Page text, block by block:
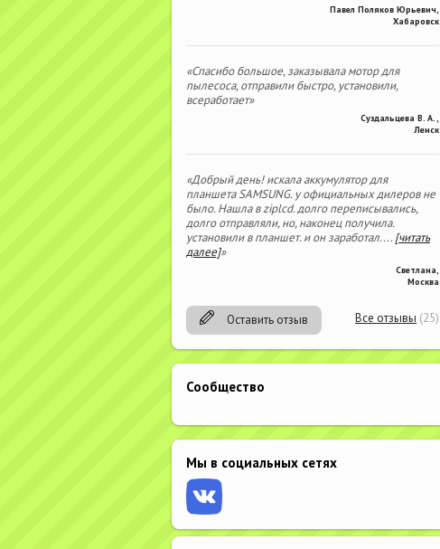
Павел Поляков Юрьевич
Хабаровск
«Спасибо большое, заказывала мотор для
пылесоса, отправили быстро, установили,
всеработает»
Суздальцева В. А.
Ленск
«Добрый день! искала аккумулятор для
планшета SAMSUNG. у официальных дилеров не
было. Нашла в ziplcd. долго переписывались,
долго отправляли, но, наконец получила.
установили в планшет. и он заработал....[читать
далее]»
Светлана
Москва
Оставить отзыв Все отзывы (25)
Сообщество
Мы в социальных сетях